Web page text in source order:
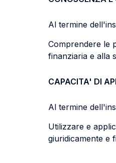
Al termine
Comprendere le
finanziaria e alla
CAPACITA' DI
Al termine
Utilizzare e
giuridicamente e